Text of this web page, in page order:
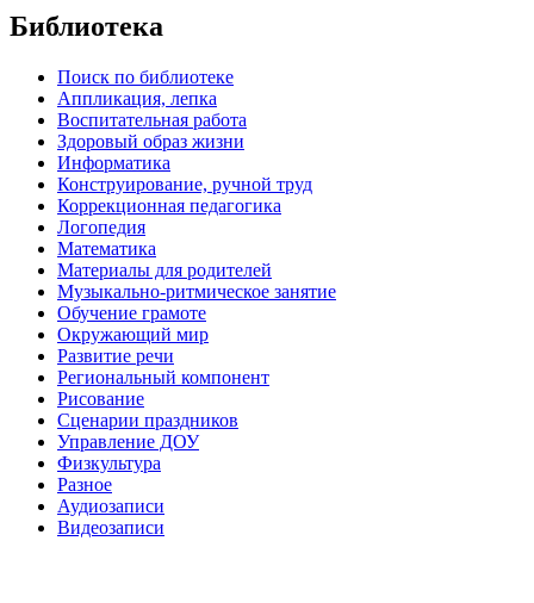
Библиотека
Поиск по библиотеке
Аппликация, лепка
Воспитательная работа
Здоровый образ жизни
Информатика
Конструирование, ручной труд
Коррекционная педагогика
Логопедия
Математика
Материалы для родителей
Музыкально-ритмическое занятие
Обучение грамоте
Окружающий мир
Развитие речи
Региональный компонент
Рисование
Сценарии праздников
Управление ДОУ
Физкультура
Разное
Аудиозаписи
Видеозаписи